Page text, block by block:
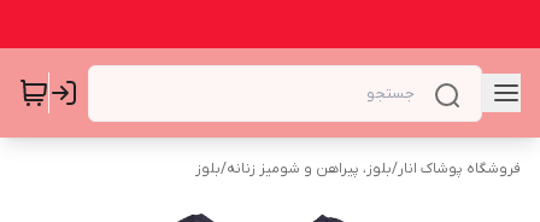
فروشگاه پوشاک انار/بلوز، پیراهن و شومیز زنانه/بلوز